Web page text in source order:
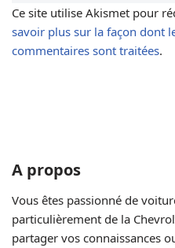
Ce site utilise Akismet pour
savoir plus sur la façon dont
commentaires sont traitées.
A propos
Vous êtes passionné de
particulièrement de la
partager vos connaissances